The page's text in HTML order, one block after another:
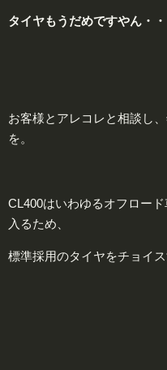
タイヤもうだめですやん・・
お客様とアレコレと相談し
を。
CL400はいわゆるオフロー
入るため、
標準採用のタイヤをチョイス